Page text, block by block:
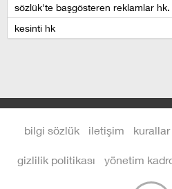
sözlük'te başgösteren reklamlar hk.
kesinti hk
bilgi sözlük iletişim kurallar
gizlilik politikası yönetim